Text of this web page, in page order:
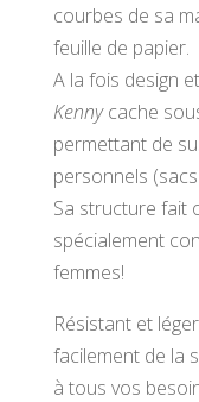
courbes de sa
feuille de papier.
A la fois design
Kennycache
permettant de
personnels
Sa structure fait
spécialement
femmes!
Résistant et
facilement de la
à tous vos